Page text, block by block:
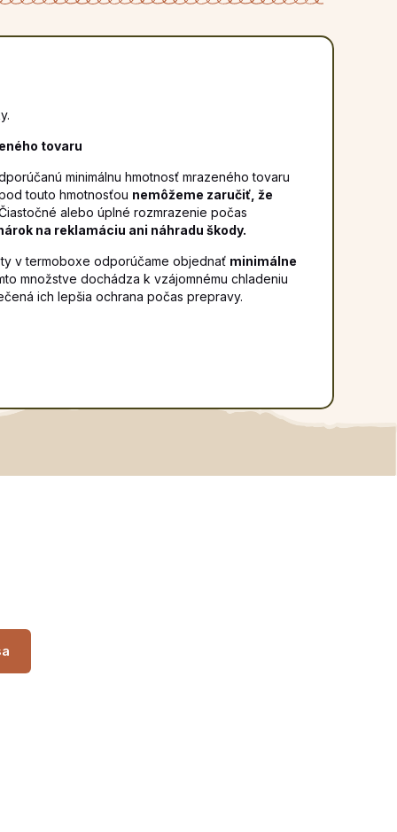
tovaru
minimálnu hmotnosť mrazeného tovaru
touto hmotnosťou nemôžeme zaručiť, že
alebo úplné rozmrazenie počas
na reklamáciu ani náhradu škody.
v termoboxe odporúčame objednať minimálne
množstve dochádza k vzájomnému chladeniu
ich lepšia ochrana počas prepravy.